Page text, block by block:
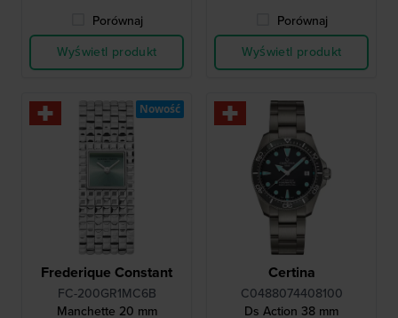
Porównaj
Wyświetl produkt
Porównaj
Wyświetl produkt
Frederique Constant
FC-200GR1MC6B
Manchette 20 mm
Nowość
Certina
C0488074408100
Ds Action 38 mm